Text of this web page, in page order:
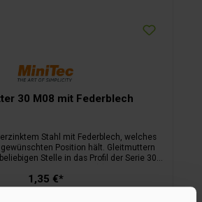
30 M08 mit Federblech
Stahl mit Federblech, welches
Position hält. Gleitmuttern
Stelle in das Profil der Serie 30
1,35 €*